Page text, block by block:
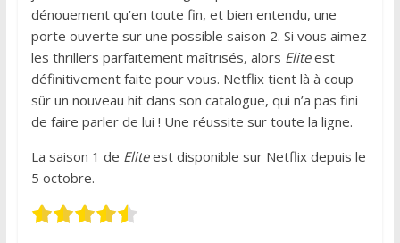
dénouement qu’en toute fin, et bien entendu, une
porte ouverte sur une possible saison 2. Si vous aimez
les thrillers parfaitement maîtrisés, alors Eliteest
définitivement faite pour vous. Netflix tient là à coup
sûr un nouveau hit dans son catalogue, qui n’a pas fini
de faire parler de lui ! Une réussite sur toute la ligne.
La saison 1 de Eliteest disponible sur Netflix depuis le
5 octobre.